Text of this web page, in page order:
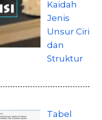
Kaidah
Jenis
Unsur Ciri
dan
Struktur
Tabel